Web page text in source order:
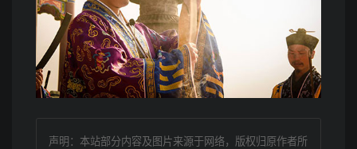
声明：本站部分内容及图片来源于网络，版权归原作者所